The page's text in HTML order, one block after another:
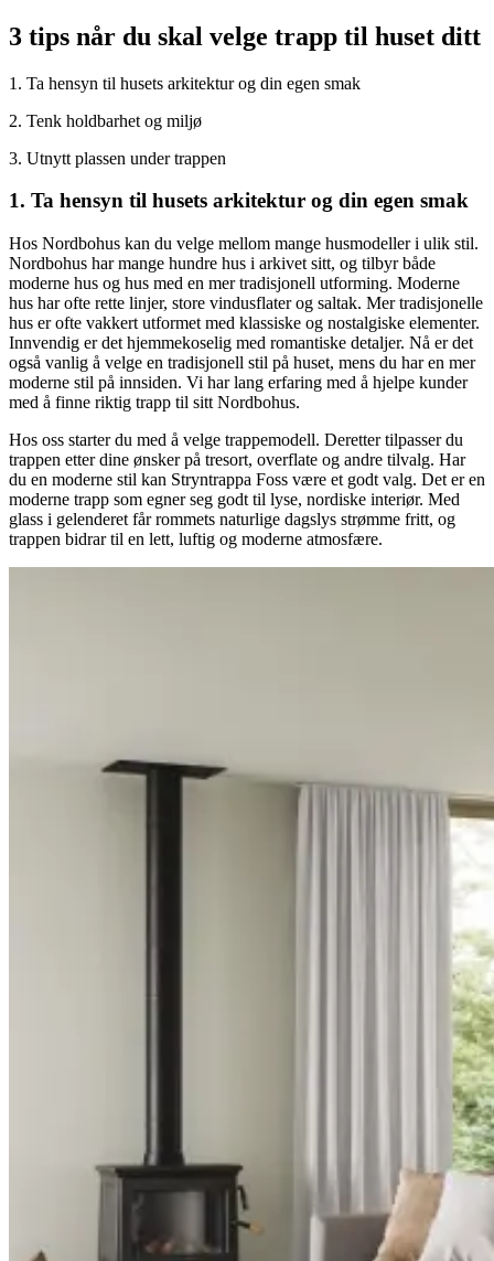
3 tips når du skal velge trapp til huset ditt
1. Ta hensyn til husets arkitektur og din egen smak
2. Tenk holdbarhet og miljø
3. Utnytt plassen under trappen
1. Ta hensyn til husets arkitektur og din egen smak
Hos Nordbohus kan du velge mellom mange husmodeller i ulik stil.
Nordbohus har mange hundre hus i arkivet sitt, og tilbyr både
moderne hus og hus med en mer tradisjonell utforming. Moderne
hus har ofte rette linjer, store vindusflater og saltak. Mer tradisjonelle
hus er ofte vakkert utformet med klassiske og nostalgiske elementer.
Innvendig er det hjemmekoselig med romantiske detaljer. Nå er det
også vanlig å velge en tradisjonell stil på huset, mens du har en mer
moderne stil på innsiden. Vi har lang erfaring med å hjelpe kunder
med å finne riktig trapp til sitt Nordbohus.
Hos oss starter du med å velge trappemodell. Deretter tilpasser du
trappen etter dine ønsker på tresort, overflate og andre tilvalg. Har
du en moderne stil kan Stryntrappa Foss være et godt valg. Det er en
moderne trapp som egner seg godt til lyse, nordiske interiør. Med
glass i gelenderet får rommets naturlige dagslys strømme fritt, og
trappen bidrar til en lett, luftig og moderne atmosfære.